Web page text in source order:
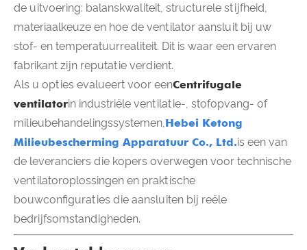
de uitvoering: balanskwaliteit, structurele stijfheid,
materiaalkeuze en hoe de ventilator aansluit bij uw
stof- en temperatuurrealiteit. Dit is waar een ervaren
fabrikant zijn reputatie verdient.
Als u opties evalueert voor eenCentrifugale
ventilatorin industriële ventilatie-, stofopvang- of
milieubehandelingssystemen,Hebei Ketong
Milieubescherming Apparatuur Co., Ltd.is een van
de leveranciers die kopers overwegen voor technische
ventilatoroplossingen en praktische
bouwconfiguraties die aansluiten bij reële
bedrijfsomstandigheden.